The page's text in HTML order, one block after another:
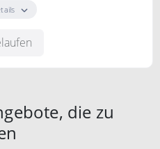
auf den Medi Butler Off
die zu